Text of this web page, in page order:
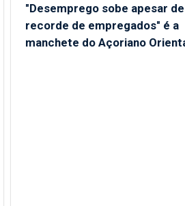
"Desemprego sobe apesar de
recorde de empregados" é a
manchete do Açoriano